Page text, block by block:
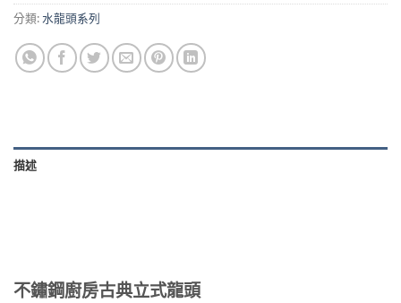
分類:水龍頭系列
描述
不鏽鋼廚房古典立式龍頭